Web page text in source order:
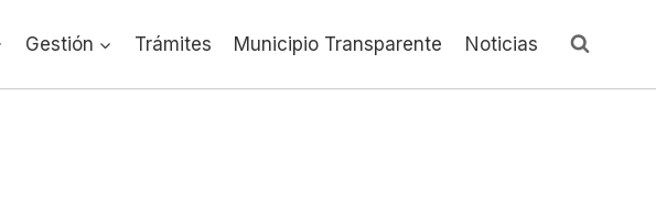
Gestión Trámites Municipio Transparente Noticias